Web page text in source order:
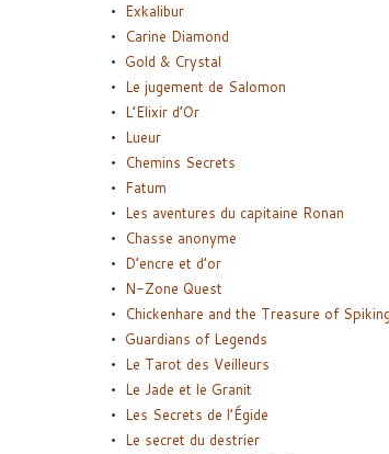
Exkalibur
Carine Diamond
Gold & Crystal
Le jugement de Salomon
L’Elixir d’Or
Lueur
Chemins Secrets
Fatum
Les aventures du capitaine Ronan
Chasse anonyme
D’encre et d’or
N-Zone Quest
Chickenhare and the Treasure of
Guardians of Legends
Le Tarot des Veilleurs
Le Jade et le Granit
Les Secrets de l’Égide
Le secret du destrier